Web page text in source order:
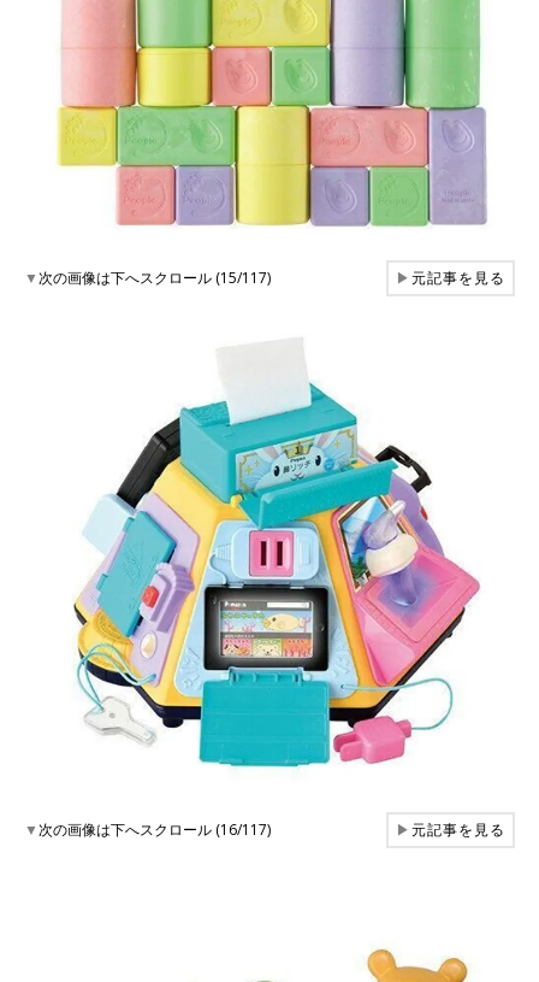
▼次の画像は下へスクロール (15/117) ▶元記事を見る
▼次の画像は下へスクロール (16/117) ▶元記事を見る